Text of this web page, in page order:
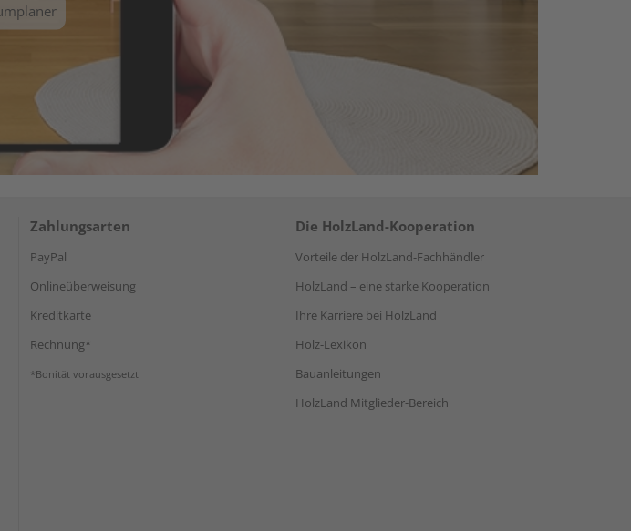
Zahlungsarten
PayPal
Onlineüberweisung
Kreditkarte
Rechnung*
*Bonität vorausgesetzt
Die HolzLand-Kooperation
Vorteile der HolzLand-Fachhändler
HolzLand – eine starke Kooperation
Ihre Karriere bei HolzLand
Holz-Lexikon
Bauanleitungen
HolzLand Mitglieder-Bereich